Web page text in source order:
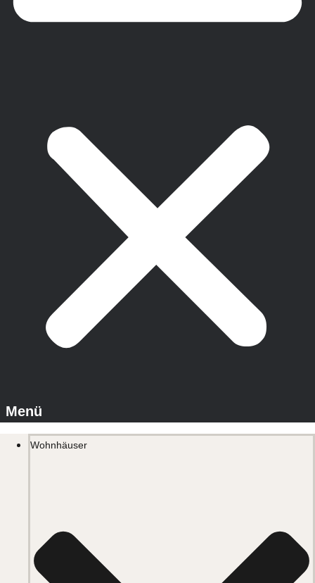
Wohnhäuser